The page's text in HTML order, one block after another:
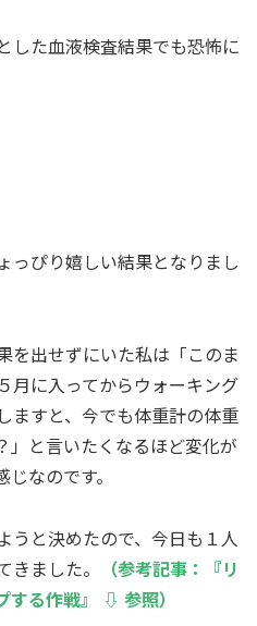
した血液検査結果でも恐怖に
っぴり嬉しい結果となりまし
を出せずにいた私は「このま
月に入ってからウォーキング
ますと、今でも体重計の体重
」と言いたくなるほど変化が
なのです。
うと決めたので、今日も１人
ました。
（参考記事：『リ
する作戦』 ⇩ 参照）